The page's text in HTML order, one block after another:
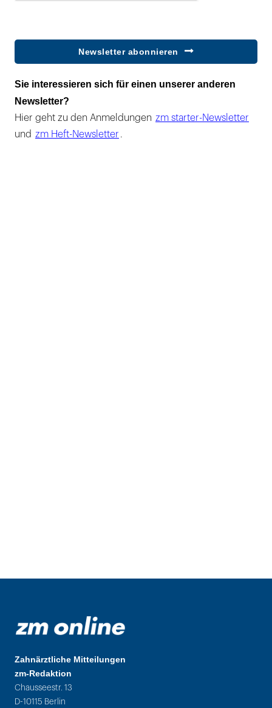
Newsletter abonnieren
Sie interessieren sich für einen unserer anderen
Newsletter?
Hier geht zu den Anmeldungen zm starter-Newsletter
und zm Heft-Newsletter .
Zahnärztliche Mitteilungen
zm-Redaktion
Chausseestr. 13
D-10115 Berlin